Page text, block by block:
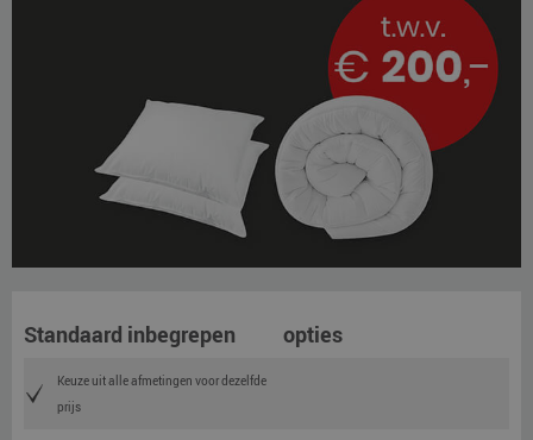
Standaard inbegrepen opties
Keuze uit alle afmetingen voor dezelfde
prijs